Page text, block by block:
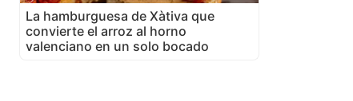
La hamburguesa de Xàtiva que
convierte el arroz al horno
valenciano en un solo bocado